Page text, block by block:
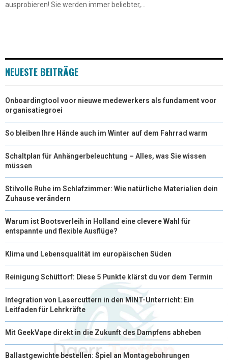
ausprobieren! Sie werden immer beliebter,...
NEUESTE BEITRÄGE
Onboardingtool voor nieuwe medewerkers als fundament voor
organisatiegroei
So bleiben Ihre Hände auch im Winter auf dem Fahrrad warm
Schaltplan für Anhängerbeleuchtung – Alles, was Sie wissen
müssen
Stilvolle Ruhe im Schlafzimmer: Wie natürliche Materialien dein
Zuhause verändern
Warum ist Bootsverleih in Holland eine clevere Wahl für
entspannte und flexible Ausflüge?
Klima und Lebensqualität im europäischen Süden
Reinigung Schüttorf: Diese 5 Punkte klärst du vor dem Termin
Integration von Lasercuttern in den MINT-Unterricht: Ein
Leitfaden für Lehrkräfte
Mit GeekVape direkt in die Zukunft des Dampfens abheben
Ballastgewichte bestellen: Spiel an Montagebohrungen